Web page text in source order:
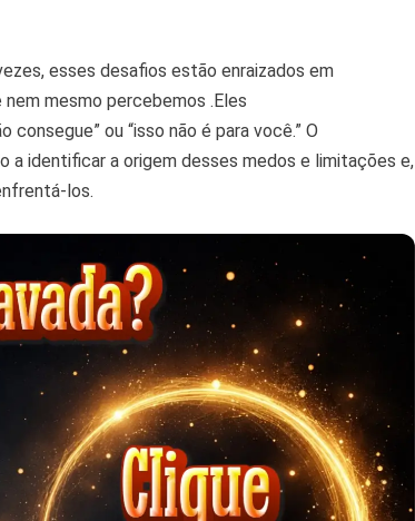
esses desafios estão enraizados em
mesmo percebemos .Eles
ou “isso não é para você.” O
a identificar a origem desses medos e limitações e,
los.